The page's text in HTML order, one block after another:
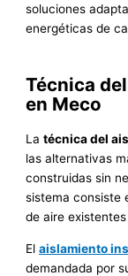
soluciones
energéticas de
Técnica
en Meco
Latécnica del
las alternativas
construidas sin
sistema consiste
de aire
Elaislamiento
demandada por